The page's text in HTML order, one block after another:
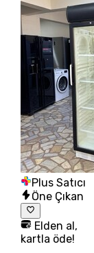
Plus Satıcı
Öne Çıkan
Elden al,
kartla öde!